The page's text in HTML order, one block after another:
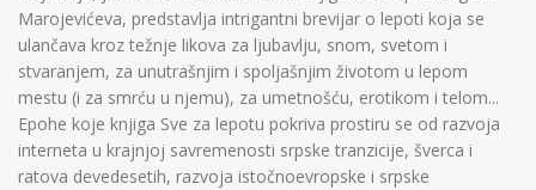
Marojevićeva, predstavlja intrigantni brevijar o lepoti koja se
ulančava kroz težnje likova za ljubavlju, snom, svetom i
stvaranjem, za unutrašnjim i spoljašnjim životom u lepom
mestu (i za smrću u njemu), za umetnošću, erotikom i telom...
Epohe koje knjiga Sve za lepotu pokriva prostiru se od razvoja
interneta u krajnjoj savremenosti srpske tranzicije, šverca i
ratova devedesetih, razvoja istočnoevropske i srpske